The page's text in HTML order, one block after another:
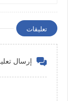
تعليقات
إرسال